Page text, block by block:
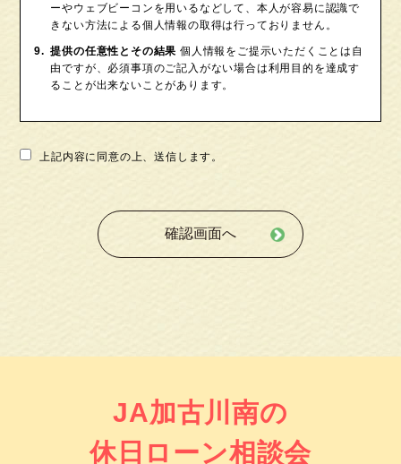
ーやウェブビーコンを用いるなどして、本人が容易に認識で
きない方法による個人情報の取得は行っておりません。
提供の任意性とその結果 個人情報をご提示いただくことは自
由ですが、必須事項のご記入がない場合は利用目的を達成す
ることが出来ないことがあります。
上記内容に同意の上、送信します。
JA加古川南の
休⽇ローン相談会